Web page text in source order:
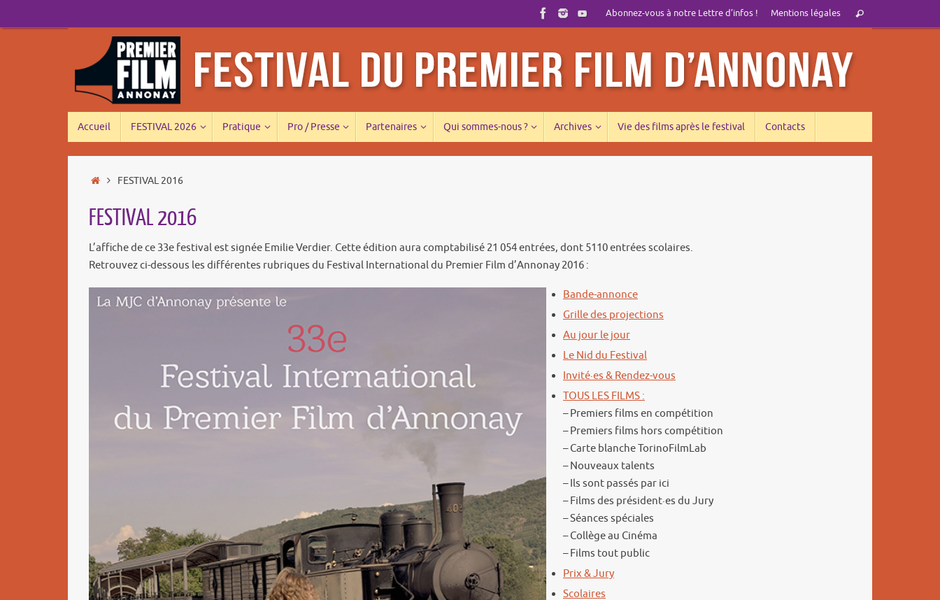
au
Abonnez-vous à notre Lettre d’infos ! Mentions légales
pour
Rechercher
Accueil FESTIVAL 2026 Pratique Pro / Presse Partenaires Qui sommes-nous ? Archives Vie des films après le festival Contacts
Accueil
FESTIVAL 2016
FESTIVAL 2016
L’affiche de ce 33e festival est signée Emilie Verdier. Cette édition aura comptabilisé 21 054 entrées, dont 5110 entrées scolaires.
Retrouvez ci-dessous les différentes rubriques du Festival International du Premier Film d’Annonay 2016 :
Bande-annonce
Grille des projections
Au jour le jour
Le Nid du Festival
Invité·es & Rendez-vous
TOUS LES FILMS :
– Premiers films en compétition
– Premiers films hors compétition
– Carte blanche TorinoFilmLab
– Nouveaux talents
– Ils sont passés par ici
– Films des président·es du Jury
– Séances spéciales
– Collège au Cinéma
– Films tout public
Prix & Jury
Scolaires